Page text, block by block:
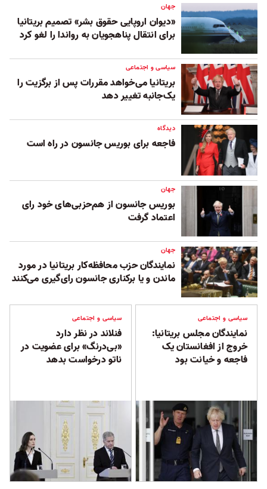
جهان
«دیوان اروپایی حقوق بشر» تصمیم بریتانیا
برای انتقال پناهجویان به رواندا را لغو کرد
سیاسی و اجتماعی
بریتانیا می‌خواهد مقررات پس از برگزیت را
یک‌جانبه تغییر دهد
دیدگاه
فاجعه برای بوریس جانسون در راه است
جهان
بوریس جانسون از هم‌حزبی‌های خود رای
اعتماد گرفت
جهان
نمایندگان حزب محافظه‌کار بریتانیا در مورد
ماندن و یا برکناری جانسون رای‌گیری می‌کنند
سیاسی و اجتماعی
نمایندگان مجلس بریتانیا:
خروج از افغانستان یک
فاجعه و خیانت بود
سیاسی و اجتماعی
فنلاند در نظر دارد
«بی‌درنگ» برای عضویت در
ناتو درخواست بدهد